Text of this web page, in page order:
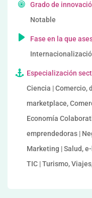
Grado de
Notable
Fase en la que
Especialización
Ciencia | Comercio,
marketplace,
Economía
emprendedoras |
Marketing | Salud,
TIC | Turismo,